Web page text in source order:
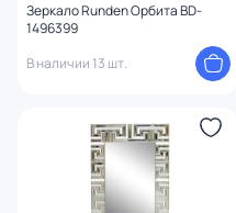
Зеркало Runden Орбита BD-
1496399
В наличии 13 шт.